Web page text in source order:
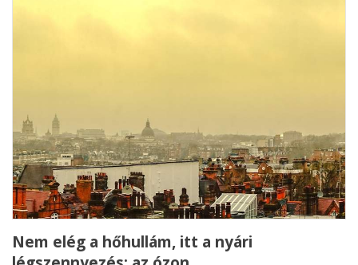
Nem elég a hőhullám, itt a nyári